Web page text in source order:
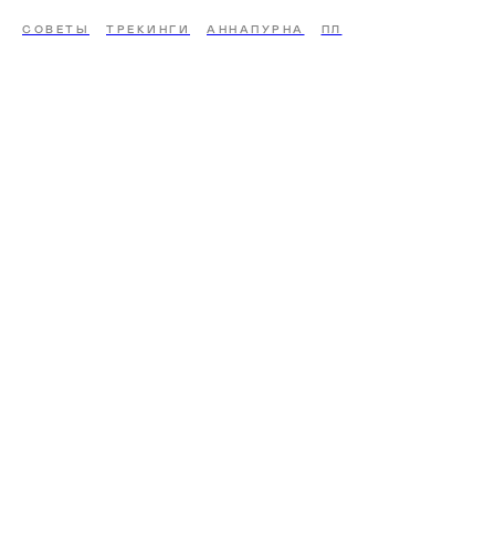
СОВЕТЫ ТРЕКИНГИ АННАПУРНА ПЛ